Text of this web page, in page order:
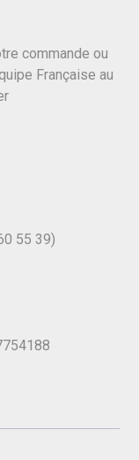
commande ou
Française au
55 39)